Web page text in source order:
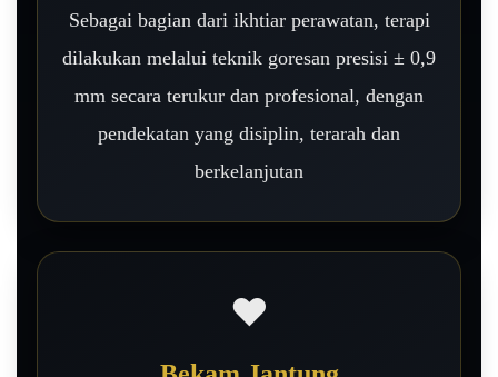
Sebagai bagian dari ikhtiar perawatan, terapi
dilakukan melalui teknik goresan presisi ± 0,9
mm secara terukur dan profesional, dengan
pendekatan yang disiplin, terarah dan
berkelanjutan
❤️